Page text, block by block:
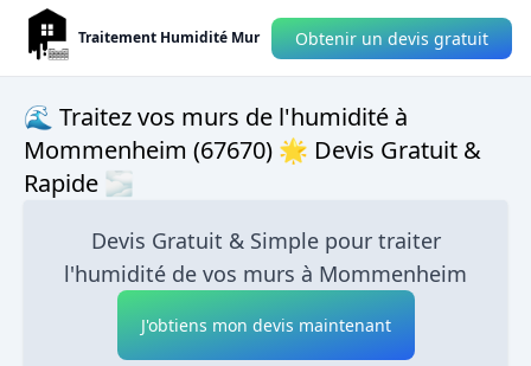
Traitement Humidité Mur Obtenir un devis gratuit
🌊 Traitez vos murs de l'humidité à
Mommenheim (67670) 🌟 Devis Gratuit &
Rapide 🌫
Devis Gratuit & Simple pour traiter
l'humidité de vos murs à Mommenheim
J'obtiens mon devis maintenant